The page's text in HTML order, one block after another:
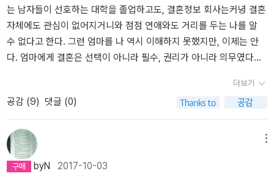
에 대하여>는 동성애를 바라보는 혐오와 편견의 시선을 넘어서서, 동
성애자들을 사회적 약자로 만들어버리는 이 사회의 시스템에 대해 생
각하게 한다. 읽는 내내 마음이 아릿하고 답답했다. 그들이 무슨 잘못
을 했기에 그토록 힘든 조건들을 견뎌내며 살아가야 하는 걸까. 만약
들을 위해 가진 것을 내던지로 힘겨운 길을 택한다면 나는 과연 제3
자로서 떠들던 것처럼 올바르다 생각하는 태도를 유지할 수 있을까.
이런저런 생각에 머릿속이 복잡해졌다. 엄마로서 '나'가 선택할 수 있
는 길은 두 가지다. 딸이 속한 낯선 세계와 단절하거나, 그 세계와 연
결되거나. 소설 속에서 '나'는 여전히 딸이 번듯한 남자와 결혼하리라
는 희망을 완전히 접지 못하지만, 손이 야무지고 예의바른 딸의 파트
할 수 있다. 내일은 내일이다. 지금은 지금이다. 딸이 지금 자신의 파
트너와 함께 행복하게 살고 있다면 그것으로 그만이다. 오늘을 오늘
답게 살아가면 그것으로 삶은 되었다고 할 수 있다. 이런 생각을 하게
하는 결말이다. 하지만 엄마는 자신이 살아온 삶에 비추어 딸이 살아
력할 것이다. 언젠가는... 그런... 여기에 여성과 성소수자라는 이중억
압을 받고 있는 사람들이 부끄러워하지 않고 그냥 자신들 삶을 살아
갈 수 있는 사회를 만들어야 한다. 너무도 당연한 다름이 차별이 되면
안 되는, 그런 사회... 소설을 읽으며 엄마의 고민을 엿볼 수 있어서 좋
았다. 이 소설에서 엄마는 끝까지 딸의 파트너를 '그 애'라고 한다. 자
기 딸을 '그린'이라고 부르는 파트너를 못마땅해 하면서도 말이다. 엄
한 명 한 명의 문장들이 마음에 닿았다.책 속의 딸은 이기적이게도 여
러가지 상황에서 '엄마는 엄마니까, 나를 좀 봐달라'라고 하면서 정
작 삶에 대해서는 '자신의 삶'이라면서 엄마를 배척한다.나도 이렇게
너무나 당연하다듯이 엄마에게 대했던 것들이 떠올라서 가슴이 아팠
마의 모습을 보면서, 엄마의 독백을 들으면서우리 엄마도 나에 대해
이런 생각이 들었겠구나 싶어서 마음이 아렸다.남편이 죽고 혼자 요
양소에서 일하면서 모든 일에 진심을 가지고 열심히 하는 엄마,여자
애인이 있고, 언제 쫓겨날지 모르는 불안한 직업을 가지고 있지만 자
신의 소신이 있는 딸,가족이 없지만, 그래서 요양소에서 쓸쓸히 죽어
가고 있지만, 꾸준히 얼굴도 모르는 누군가를 후원했던 어떤 할머니,
는 남자들이 선호하는 대학을 졸업하고도, 결혼정보 회사는커녕 결혼
자체에도 관심이 없어지거니와 점점 연애와도 거리를 두는 나를 알
수 없다고 한다. 그런 엄마를 나 역시 이해하지 못했지만, 이제는 안
다. 엄마에게 결혼은 선택이 아니라 필수, 권리가 아니라 의무였다는
은 비정규직이라서 한 살 한 살 먹을수록 퇴사 압력을 받고 있던 젊은
시절의 엄마에게 결혼은 생존과 직결되는 문제였다는 걸 안다. 김혜
진의 장편소설 <딸에 대하여>에도 나와 엄마처럼 살아온 배경이 다
르고, 생각과 가치관이 다른, 그래서 마주칠 때마다 으르렁댈 수밖에
없는 모녀가 나온다. 소설의 화자인 '나'는 어느 날 외동딸로부터 살던
집에서 쫓겨나게 되었으니 집으로 들어오겠다는 통보를 받는다. 그것
더보기
공감 (9) 댓글 (0)
byN 2017-10-03